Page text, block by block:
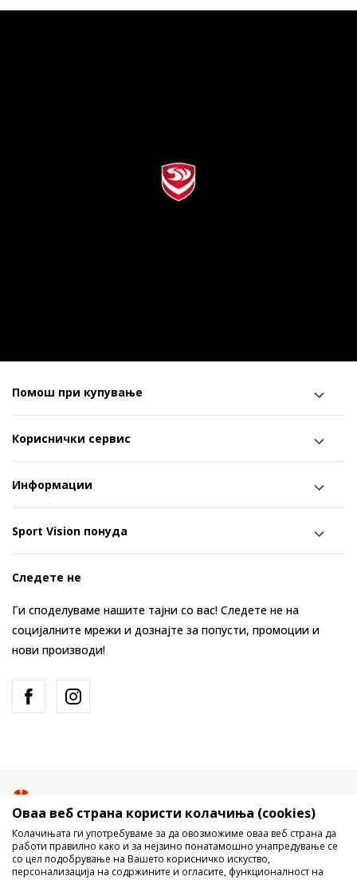
Помош при купување
Кориснички сервис
Информации
Sport Vision понуда
Следете не
Ги споделуваме нашите тајни со вас! Следете не на
социјалните мрежи и дознајте за попусти, промоции и
нови производи!
Оваа веб страна користи колачиња (cookies)
Колачињата ги употребуваме за да овозможиме оваа веб страна да
работи правилно како и за нејзино понатамошно унапредување се
со цел подобрување на Вашето корисничко искуство,
персонализација на содржините и огласите, функционалност на